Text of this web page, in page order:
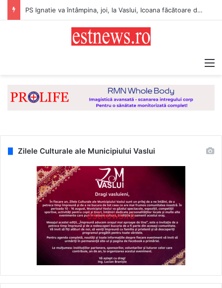
Direcţia de Sănătate Publică Vaslui: Recomandări pentru populație pentru perioada cu temperaturi extreme
Zilele Culturale ale Municipiului Vaslui